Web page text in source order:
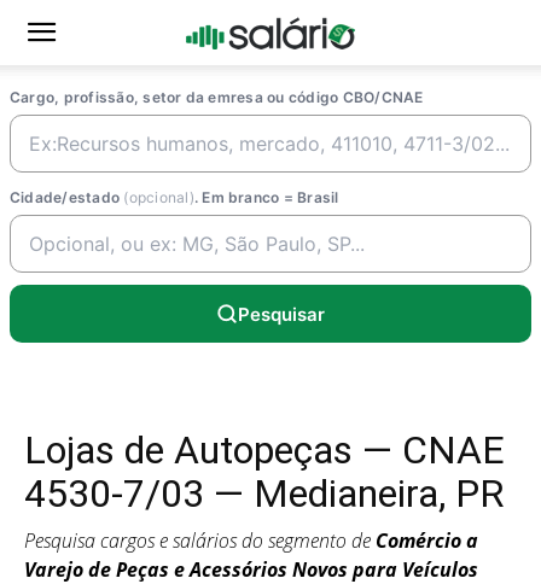
Cargo, profissão, setor da emresa ou código CBO/CNAE
Cidade/estado (opcional). Em branco = Brasil
Pesquisar
Lojas de Autopeças — CNAE
4530-7/03 — Medianeira, PR
Pesquisa cargos e salários do segmento de Comércio a
Varejo de Peças e Acessórios Novos para Veículos